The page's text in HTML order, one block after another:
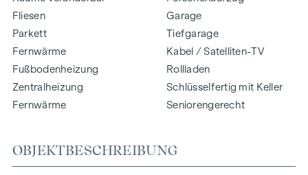
Fliesen
Parkett
Fernwärme
Fußbodenheizung
Zentralheizung
Fernwärme
Garage
Tiefgarage
Kabel / Satelliten-TV
Rollladen
Schlüsselfertig mit Keller
Seniorengerecht
OBJEKTBESCHREIBUNG